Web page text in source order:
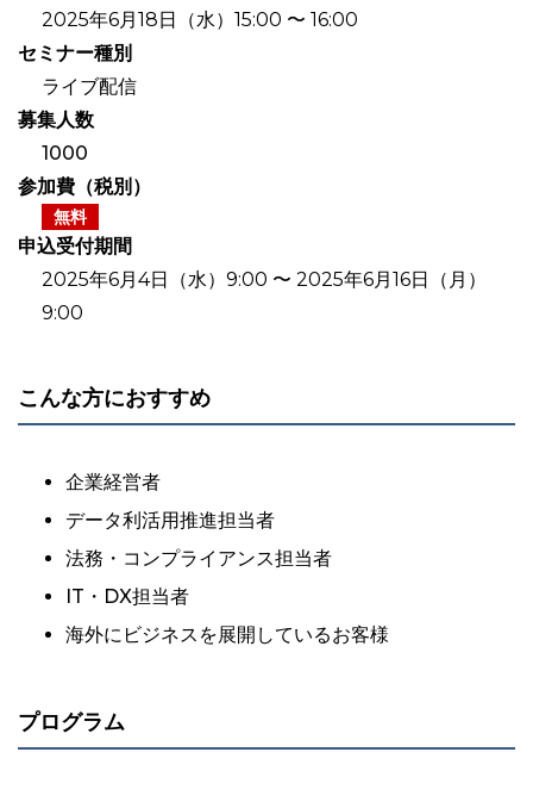
2025年6月18日（水）15:00 〜 16:00
セミナー種別
ライブ配信
募集人数
1000
参加費（税別）
無料
申込受付期間
2025年6月4日（水）9:00 〜 2025年6月16日（月）
9:00
こんな方におすすめ
企業経営者
データ利活用推進担当者
法務・コンプライアンス担当者
IT・DX担当者
海外にビジネスを展開しているお客様
プログラム